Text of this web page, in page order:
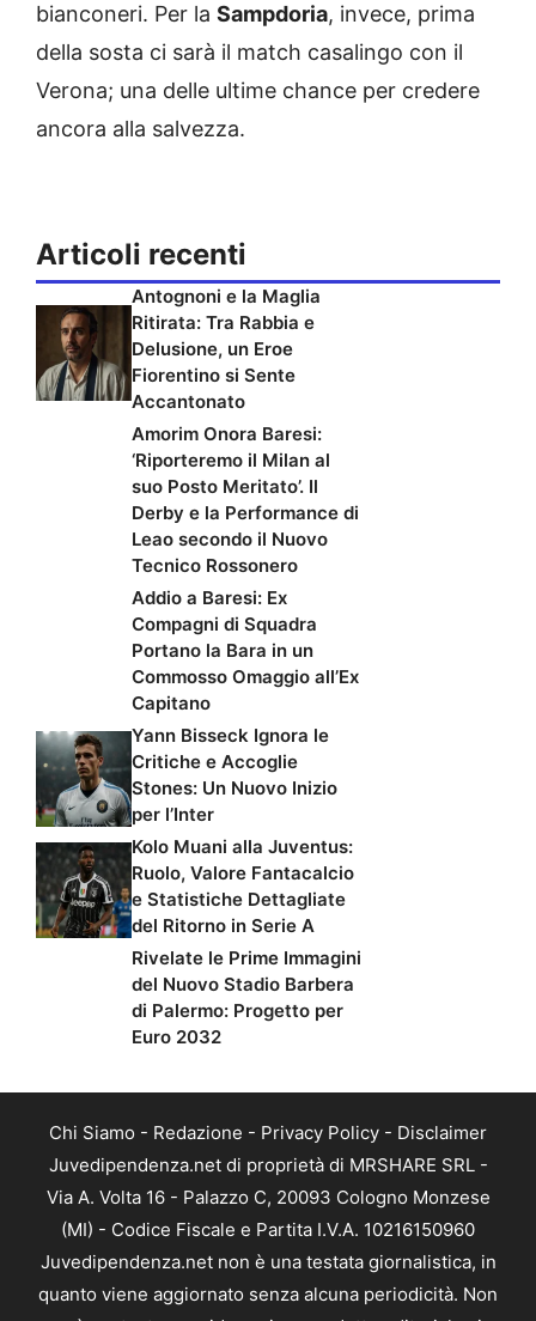
bianconeri. Per la Sampdoria, invece, prima
della sosta ci sarà il match casalingo con il
Verona; una delle ultime chance per credere
ancora alla salvezza.
Articoli recenti
Antognoni e la Maglia
Ritirata: Tra Rabbia e
Delusione, un Eroe
Fiorentino si Sente
Accantonato
Amorim Onora Baresi:
‘Riporteremo il Milan al
suo Posto Meritato’. Il
Derby e la Performance di
Leao secondo il Nuovo
Tecnico Rossonero
Addio a Baresi: Ex
Compagni di Squadra
Portano la Bara in un
Commosso Omaggio all’Ex
Capitano
Yann Bisseck Ignora le
Critiche e Accoglie
Stones: Un Nuovo Inizio
per l’Inter
Kolo Muani alla Juventus:
Ruolo, Valore Fantacalcio
e Statistiche Dettagliate
del Ritorno in Serie A
Rivelate le Prime Immagini
del Nuovo Stadio Barbera
di Palermo: Progetto per
Euro 2032
Chi Siamo - Redazione - Privacy Policy - Disclaimer
Juvedipendenza.net di proprietà di MRSHARE SRL -
Via A. Volta 16 - Palazzo C, 20093 Cologno Monzese
(MI) - Codice Fiscale e Partita I.V.A. 10216150960
Juvedipendenza.net non è una testata giornalistica, in
quanto viene aggiornato senza alcuna periodicità. Non